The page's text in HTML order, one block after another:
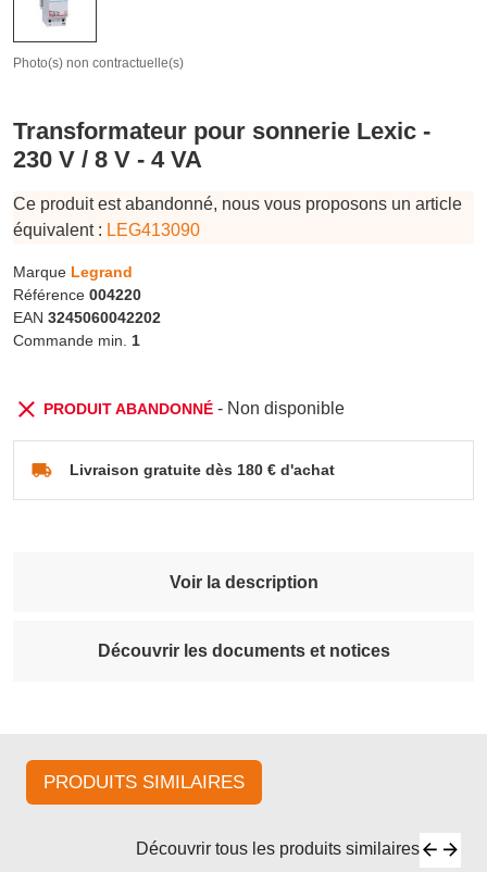
Photo(s) non contractuelle(s)
Transformateur pour sonnerie Lexic -
230 V / 8 V - 4 VA
Ce produit est abandonné, nous vous proposons un article
équivalent : LEG413090
Marque Legrand
Référence 004220
EAN 3245060042202
Commande min. 1
PRODUIT ABANDONNÉ- Non disponible
Livraison gratuite dès 180 € d'achat
Voir la description
Découvrir les documents et notices
PRODUITS SIMILAIRES
Découvrir tous les produits similaires